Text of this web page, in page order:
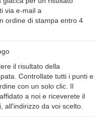
via e-mail a
ordine di stampa entro 4
il risultato della
Controllate tutti i punti e
con un solo clic. Il
a noi e riceverete il
all'indirizzo da voi scelto.